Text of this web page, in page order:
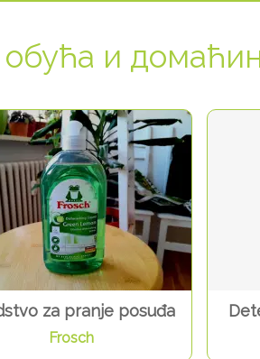
и
za pranje posuđa
Frosch